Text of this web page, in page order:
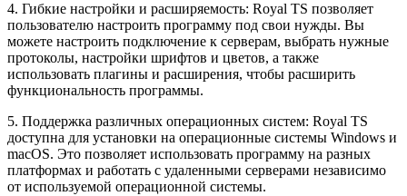
4. Гибкие настройки и расширяемость: Royal TS позволяет
пользователю настроить программу под свои нужды. Вы
можете настроить подключение к серверам, выбрать нужные
протоколы, настройки шрифтов и цветов, а также
использовать плагины и расширения, чтобы расширить
функциональность программы.
5. Поддержка различных операционных систем: Royal TS
доступна для установки на операционные системы Windows и
macOS. Это позволяет использовать программу на разных
платформах и работать с удаленными серверами независимо
от используемой операционной системы.